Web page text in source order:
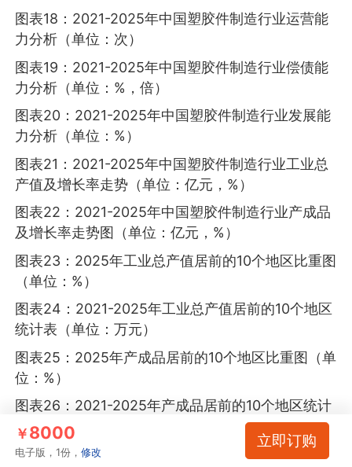
图表18：2021-2025年中国塑胶件制造行业运营能
力分析（单位：次）
图表19：2021-2025年中国塑胶件制造行业偿债能
力分析（单位：%，倍）
图表20：2021-2025年中国塑胶件制造行业发展能
力分析（单位：%）
图表21：2021-2025年中国塑胶件制造行业工业总
产值及增长率走势（单位：亿元，%）
图表22：2021-2025年中国塑胶件制造行业产成品
及增长率走势图（单位：亿元，%）
图表23：2025年工业总产值居前的10个地区比重图
（单位：%）
图表24：2021-2025年工业总产值居前的10个地区
统计表（单位：万元）
图表25：2025年产成品居前的10个地区比重图（单
位：%）
图表26：2021-2025年产成品居前的10个地区统计
表（单位：万元，%）
图表27：2021-2025年中国塑胶件制造行业销售产
￥8000
电子版，1份，修改
立即订购